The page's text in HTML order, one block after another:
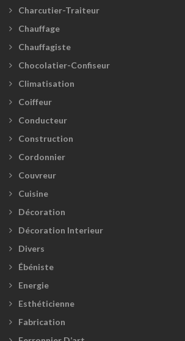
Charcutier-Traiteur
Chauffage
Chauffagiste
Chocolatier-Confiseur
Climatisation
Coiffeur
Conducteur
Construction
Cordonnier
Couvreur
Cuisine
Décoration
Décoration Interieur
Divers
Ébéniste
Energie
Esthéticienne
Fabrication